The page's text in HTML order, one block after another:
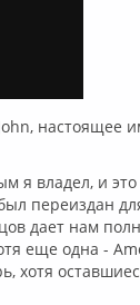
настоящее
я владел, и это
переиздан
дает нам
еще одна -
хотя